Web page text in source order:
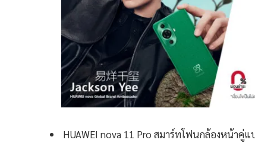
HUAWEI nova 11 Pro สมาร์ทโฟนกล้องหน้าคู่